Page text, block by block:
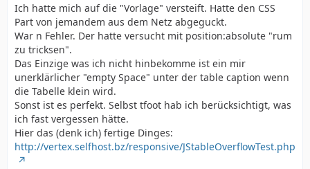
Ich hatte mich auf die "Vorlage" versteift. Hatte den CSS
Part von jemandem aus dem Netz abgeguckt.
War n Fehler. Der hatte versucht mit position:absolute "rum
zu tricksen".
Das Einzige was ich nicht hinbekomme ist ein mir
unerklärlicher "empty Space" unter der table caption wenn
die Tabelle klein wird.
Sonst ist es perfekt. Selbst tfoot hab ich berücksichtigt, was
ich fast vergessen hätte.
Hier das (denk ich) fertige Dinges:
http://vertex.selfhost.bz/responsive/JStableOverflowTest.php